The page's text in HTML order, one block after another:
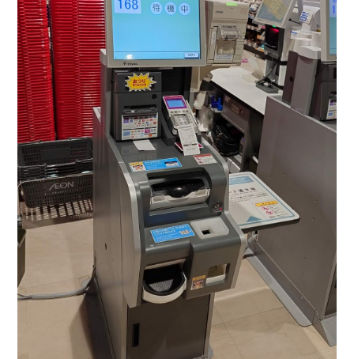
(像是本胖來的時候發現現在都要用自助式的付款 如果導遊沒有說
的話…本胖一定傻在櫃台…)
還有去OUTLET的時候幫忙大家整理優惠券、商家優惠 真的幫大
家省下不少麻煩